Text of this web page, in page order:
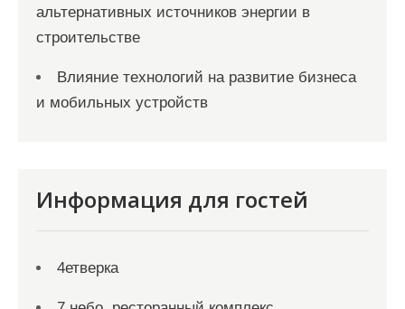
альтернативных источников энергии в
строительстве
Влияние технологий на развитие бизнеса
и мобильных устройств
Информация для гостей
4етверка